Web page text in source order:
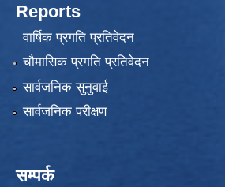
Reports
वार्षिक प्रगति प्रतिवेदन
चौमासिक प्रगति प्रतिवेदन
सार्वजनिक सुनुवाई
सार्वजनिक परीक्षण
सम्पर्क